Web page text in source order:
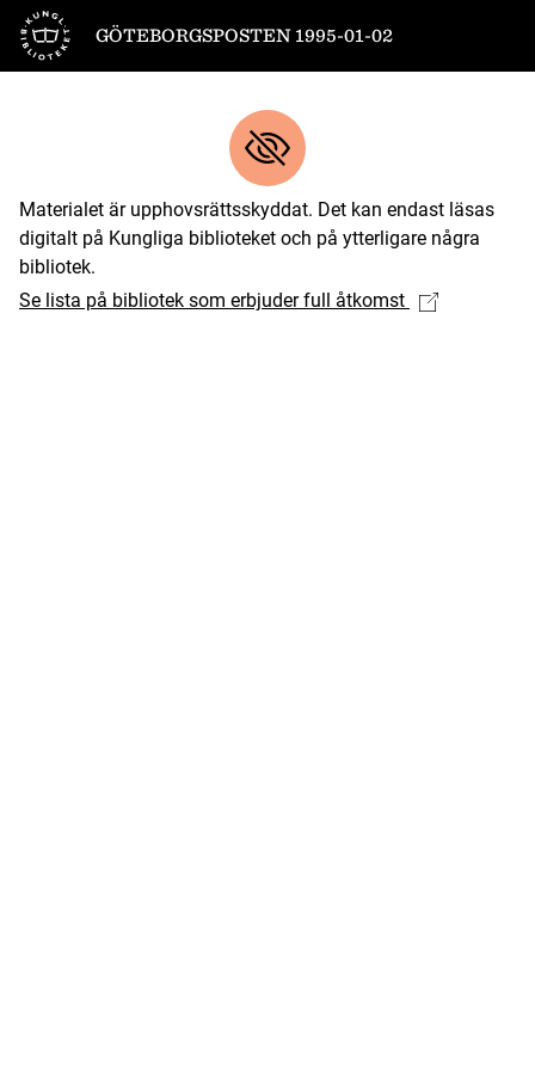
Till startsidan
GÖTEBORGSPOSTEN 1995-01-02
Materialet är upphovsrättsskyddat. Det kan endast läsas
digitalt på Kungliga biblioteket och på ytterligare några
bibliotek.
Se lista på bibliotek som erbjuder full åtkomst